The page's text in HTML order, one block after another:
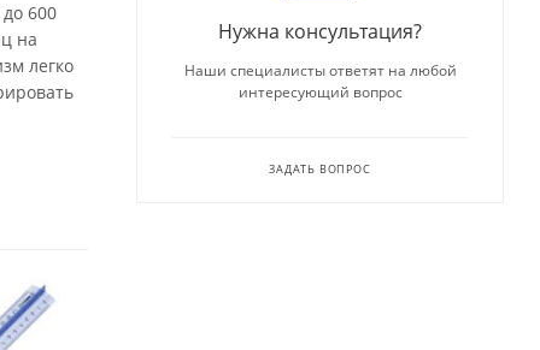
600
на
легко
Нужна консультация?
Наши специалисты ответят на любой
интересующий вопрос
ЗАДАТЬ ВОПРОС